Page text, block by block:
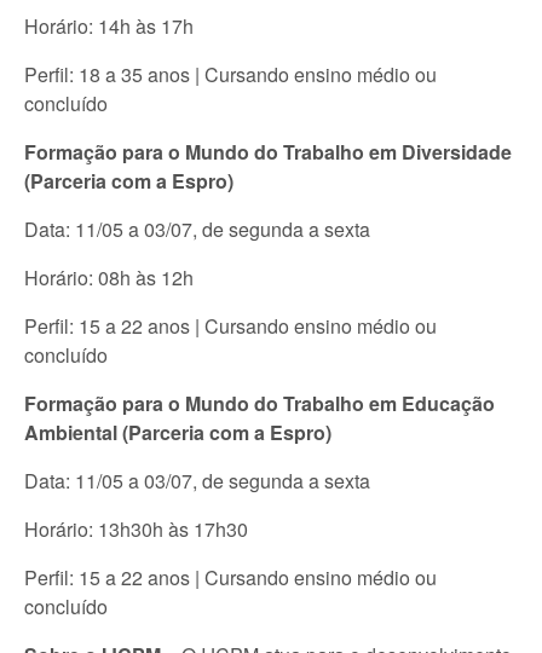
Horário: 14h às 17h
Perfil: 18 a 35 anos | Cursando ensino médio ou
concluído
Formação para o Mundo do Trabalho em Diversidade
(Parceria com a Espro)
Data: 11/05 a 03/07, de segunda a sexta
Horário: 08h às 12h
Perfil: 15 a 22 anos | Cursando ensino médio ou
concluído
Formação para o Mundo do Trabalho em Educação
Ambiental (Parceria com a Espro)
Data: 11/05 a 03/07, de segunda a sexta
Horário: 13h30h às 17h30
Perfil: 15 a 22 anos | Cursando ensino médio ou
concluído